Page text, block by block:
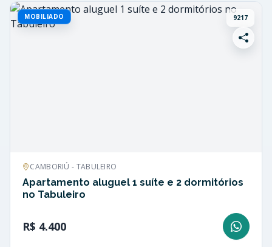
MOBILIADO 9217
CAMBORIÚ - TABULEIRO
Apartamento aluguel 1 suíte e 2 dormitórios
no Tabuleiro
R$ 4.400